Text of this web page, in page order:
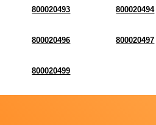
800020493 800020494
800020496 800020497
800020499